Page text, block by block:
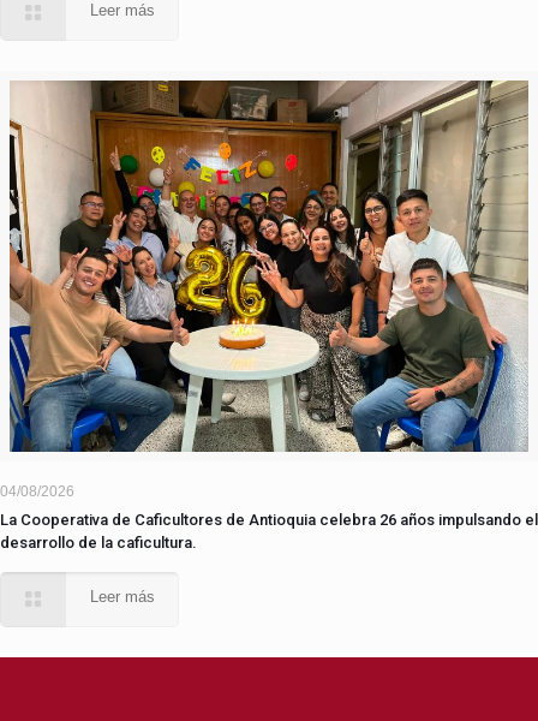
Leer más
04/08/2026
La Cooperativa de Caficultores de Antioquia celebra 26 años impulsando el
desarrollo de la caficultura.
Leer más